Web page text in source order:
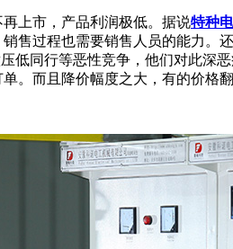
上市，产品利润极低。据说特种
售过程也需要销售人员的能力。
低同行等恶性竞争，他们对此深
。而且降价幅度之大，有的价格翻